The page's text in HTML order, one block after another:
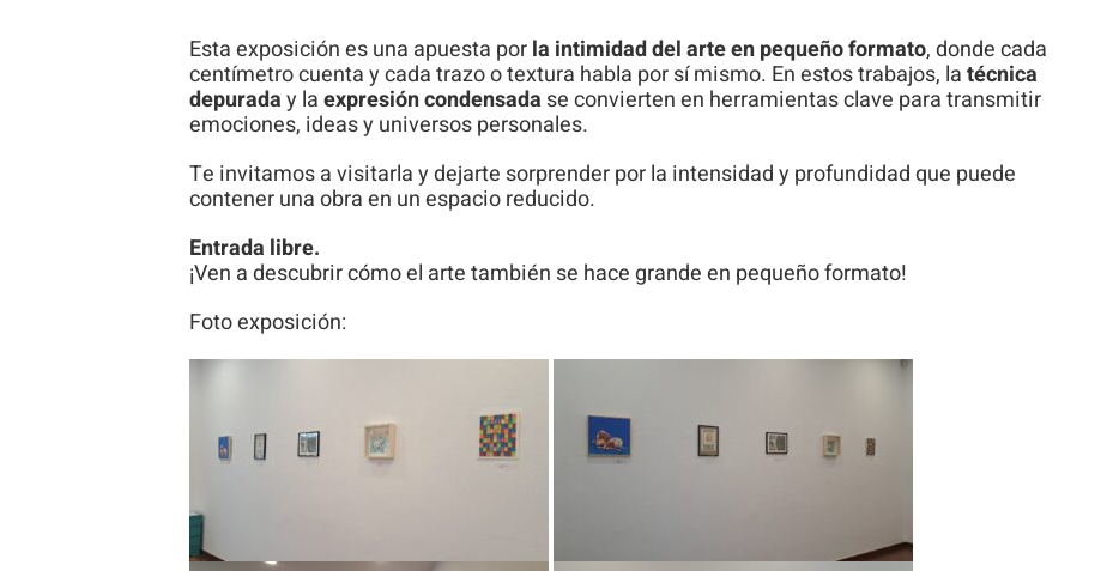
Esta exposición es una apuesta porla intimidad del arte en pequeño formato, donde cada
centímetro cuenta y cada trazo o textura habla por sí mismo. En estos trabajos, latécnica
depuraday laexpresión condensada se convierten en herramientas clave para transmitir
emociones, ideas y universos personales.
Te invitamos a visitarla y dejarte sorprender por la intensidad y profundidad que puede
contener una obra en un espacio reducido.
Entrada libre.
¡Ven a descubrir cómo el arte también se hace grande en pequeño formato!
Foto exposición: